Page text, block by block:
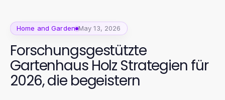
Home and Garden May 13, 2026
Forschungsgestützte
Gartenhaus Holz Strategien für
2026, die begeistern